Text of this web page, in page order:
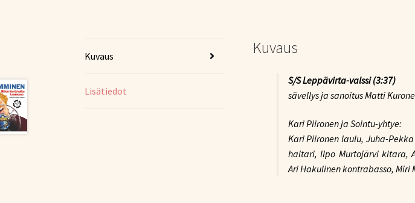
Kuvaus
Lisätiedot
Kuvaus
S/S Leppävirta-valssi(3:37)
sävellys ja sanoitus Matti
Kari Piironen ja Sointu-yhtye:
Kari Piironen laulu, Juha-
haitari, Ilpo Murtojärvi kitara,
Ari Hakulinen kontrabasso, Miri